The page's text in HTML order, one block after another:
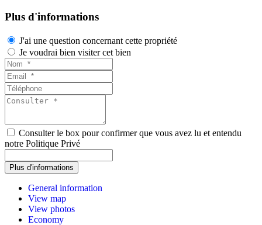
Plus d'informations
J'ai une question concernant cette propriété
Je voudrai bien visiter cet bien
Consulter le box pour confirmer que vous avez lu et entendu
notre Politique Privé
General information
View map
View photos
Economy